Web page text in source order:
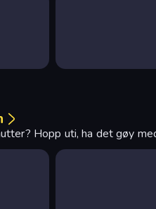
Hopp uti, ha det gøy